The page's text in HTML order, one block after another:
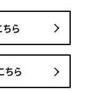
ら
ちら